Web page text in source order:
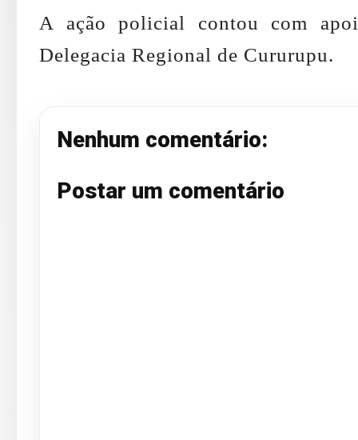
A ação policial contou com
Delegacia Regional de Cururupu.
Nenhum comentário:
Postar um comentário